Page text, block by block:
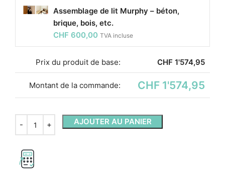
Assemblage de lit Murphy – béton,
brique, bois, etc.
CHF 600,00 TVA incluse
Prix ​​du produit de base: CHF 1'574,95
Montant de la commande: CHF 1'574,95
AJOUTER AU PANIER